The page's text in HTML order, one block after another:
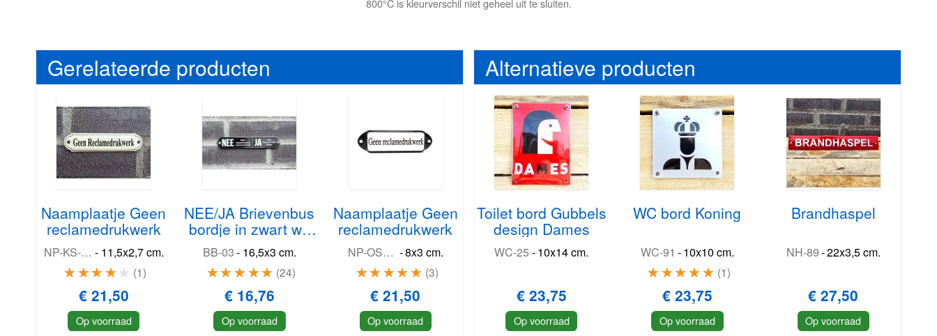
800°C is kleurverschil niet geheel uit te sluiten.
Gerelateerde producten
Naamplaatje Geen
reclamedrukwerk
NP-KS-R2-GEE - 11,5x2,7 cm.
1
€ 21,50
Op voorraad
NEE/JA Brievenbus
bordje in zwart wit
16,5x3 cm
BB-03- 16,5x3 cm.
24
€ 16,76
Op voorraad
Naamplaatje Geen
reclamedrukwerk
NP-OS-R-GEE -8x3 cm.
3
€ 21,50
Op voorraad
Alternatieve producten
Toilet bord Gubbels
design Dames
WC-25 -10x14 cm.
€ 23,75
Op voorraad
WC bord Koning
WC-91 -10x10 cm.
1
€ 23,75
Op voorraad
Brandhaspel
NH-89-22x3,5 cm.
€ 27,50
Op voorraad